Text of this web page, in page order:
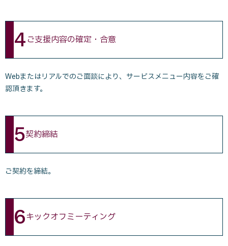
4 ご支援内容の確定・合意
Webまたはリアルでのご面談により、サービスメニュー内容をご確
認頂きます。
5契約締結
ご契約を締結。
6キックオフミーティング